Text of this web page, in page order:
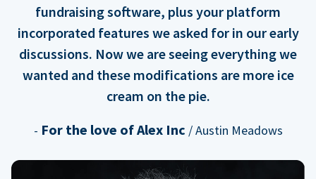
fundraising software, plus your platform
incorporated features we asked for in our early
discussions. Now we are seeing everything we
wanted and these modifications are more ice
cream on the pie.
- For the love of Alex Inc / Austin Meadows